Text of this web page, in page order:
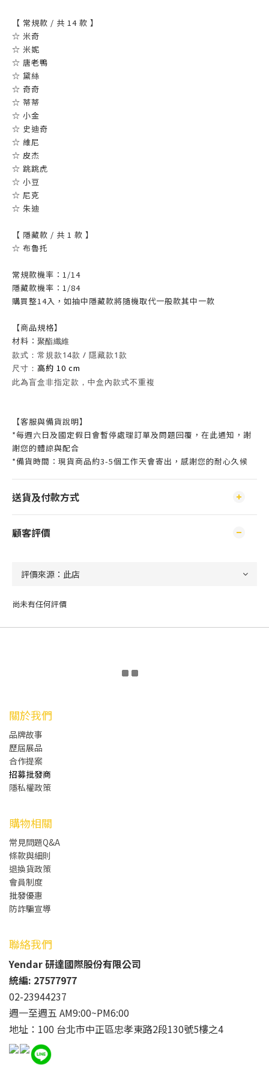
【 常規款 / 共 14 款 】
☆ 米奇
☆ 米妮
☆ 唐老鴨
☆ 黛絲
☆ 奇奇
☆ 蒂蒂
☆ 小金
☆ 史迪奇
☆ 維尼
☆ 皮杰
☆ 跳跳虎
☆ 小豆
☆ 尼克
☆ 朱迪
【 隱藏款 / 共 1 款 】
☆ 布魯托
常規款機率：1/14
隱藏款機率：1/84
購買整14入，如抽中隱藏款將隨機取代一般款其中一款
【商品規格】
材料： 聚酯纖維
款式：常規款14款 / 隱藏款1款
尺寸： 高約 10 cm
此為盲盒非指定款，中盒內款式不重複
【客服與備貨說明】
*每週六日及國定假日會暫停處理訂單及問題回覆，在此通知，謝
謝您的體諒與配合
*備貨時間：現貨商品約3-5個工作天會寄出，感謝您的耐心久候
送貨及付款方式
顧客評價
尚未有任何評價
關於我們
品牌故事
歷屆展品
合作提案
招募批發商
隱私權政策
購物相關
常見問題Q&A
條款與細則
退換貨政策
會員制度
批發優惠
防詐騙宣導
聯絡我們
Yendar 研達國際股份有限公司
統編: 27577977
02-23944237
週一至週五 AM9:00~PM6:00
地址：100 台北市中正區忠孝東路2段130號5樓之4